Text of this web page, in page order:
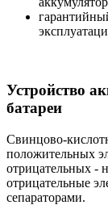
Устройство
батареи
Свинцово-
положительных
отрицательных -
отрицательные
сепараторами.